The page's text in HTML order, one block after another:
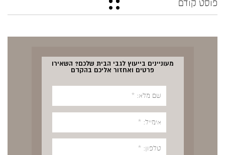
פוסט קודם
מעוניינים בייעוץ לגבי הבית שלכם? השאירו
פרטים ואחזור אליכם בהקדם